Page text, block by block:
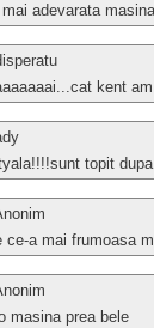
adevarata
kent
topit
ce-a mai frumoasa
masina prea bele